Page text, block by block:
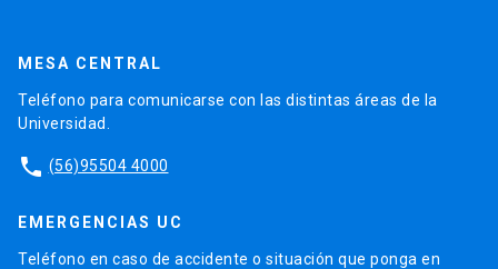
MESA CENTRAL
Teléfono para comunicarse con las distintas áreas de la
Universidad.
phone (56)95504 4000
EMERGENCIAS UC
Teléfono en caso de accidente o situación que ponga en